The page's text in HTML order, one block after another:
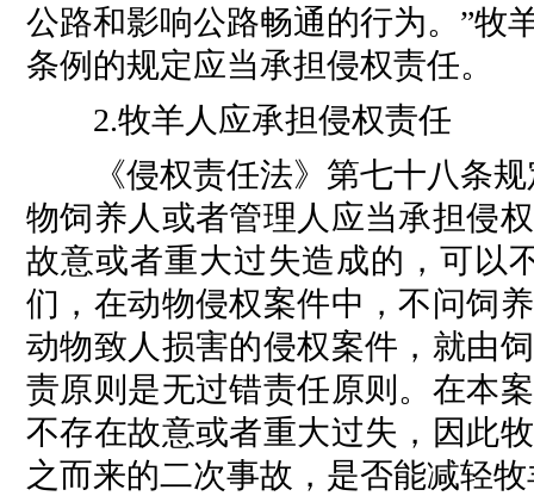
公路和影响公路畅通的行为。”牧
条例的规定应当承担侵权责任。
2.牧羊人应承担侵权责任
《侵权责任法》第七十八条规
物饲养人或者管理人应当承担侵
故意或者重大过失造成的，可以
们，在动物侵权案件中，不问饲
动物致人损害的侵权案件，就由
责原则是无过错责任原则。在本
不存在故意或者重大过失，因此
之而来的二次事故，是否能减轻